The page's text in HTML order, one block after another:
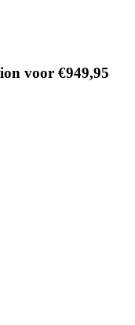
voor €949,95